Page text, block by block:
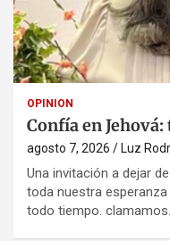
OPINION
Confía en
agosto 7, 2026 Luz
Una invitación a dejar
toda nuestra
todo tiempo.